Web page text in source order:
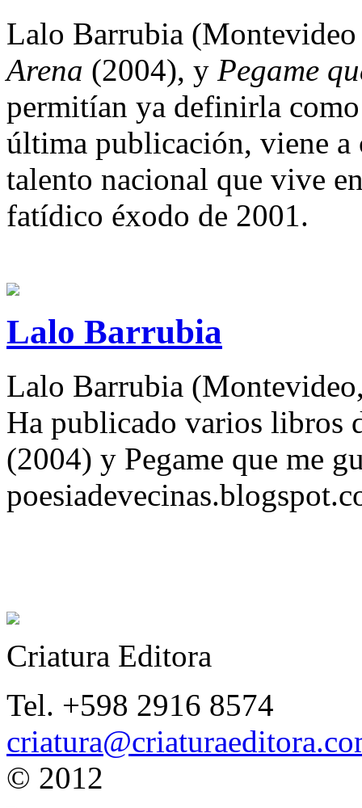
Lalo Barrubia
Arena (2004), y Pegame
permitían ya definirla
última publicación, viene
talento nacional que vive
fatídico éxodo de 2001.
Lalo Barrubia
Lalo Barrubia
Ha publicado varios libros
(2004) y Pegame que me
Criatura Editora
Tel. +598 2916 8574
© 2012